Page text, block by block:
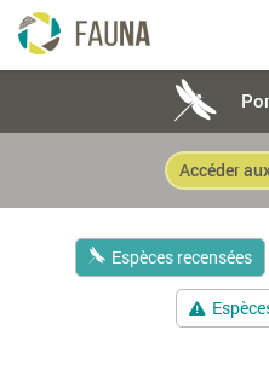
Accéder
Espèces recensées